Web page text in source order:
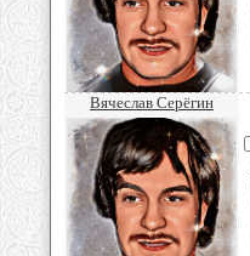
Вячеслав Серёгин